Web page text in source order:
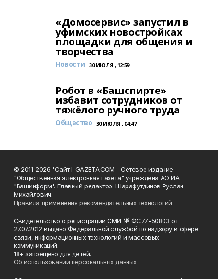
«Домосервис» запустил в
уфимских новостройках
площадки для общения и
творчества
Новости 30 ИЮЛЯ , 12:59
Робот в «Башспирте»
избавит сотрудников от
тяжёлого ручного труда
Общество 30 ИЮЛЯ , 04:47
© 2011-2026 "Сайт I-GAZETA.COM - Сетевое издание
"Общественная электронная газета" учреждена АО ИА
"Башинформ". Главный редактор: Шарафутдинов Руслан
Михайлович.
Правила применения рекомендательных технологий
Свидетельство о регистрации СМИ № ФС77-50803 от
27.07.2012 выдано Федеральной службой по надзору в сфере
связи, информационных технологий и массовых
коммуникаций.
18+ запрещено для детей.
Об использовании персональных данных